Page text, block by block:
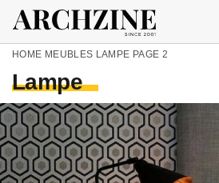
HOME MEUBLES LAMPE PAGE 2
Lampe